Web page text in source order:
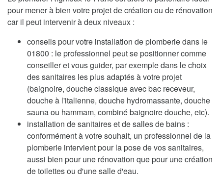
pour mener à bien votre projet de création ou de rénovation
car il peut intervenir à deux niveaux :
conseils pour votre installation de plomberie dans le
01800 : le professionnel peut se positionner comme
conseiller et vous guider, par exemple dans le choix
des sanitaires les plus adaptés à votre projet
(baignoire, douche classique avec bac receveur,
douche à l'italienne, douche hydromassante, douche
sauna ou hammam, combiné baignoire douche, etc).
installation de sanitaires et de salles de bains :
conformément à votre souhait, un professionnel de la
plomberie intervient pour la pose de vos sanitaires,
aussi bien pour une rénovation que pour une création
de toilettes ou d'une salle d'eau.